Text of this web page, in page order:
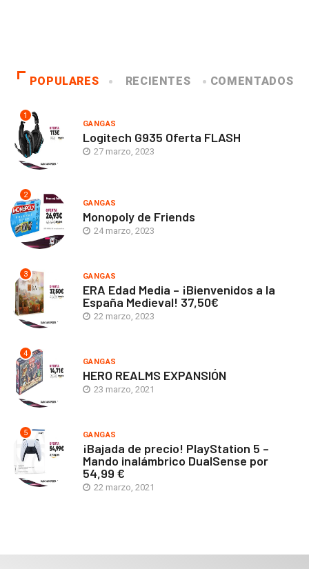
POPULARES RECIENTES COMENTADOS
1
GANGAS
Logitech G935 Oferta FLASH
27 marzo, 2023
2
GANGAS
Monopoly de Friends
24 marzo, 2023
3 GANGAS
ERA Edad Media – ¡Bienvenidos a la
España Medieval! 37,50€
22 marzo, 2023
4
GANGAS
HERO REALMS EXPANSIÓN
23 marzo, 2021
5 GANGAS
¡Bajada de precio! PlayStation 5 –
Mando inalámbrico DualSense por
54,99 €
22 marzo, 2021